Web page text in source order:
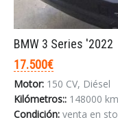
BMW 3 Series '2022
17.500€
Motor: 150 CV, Diésel
Kilómetros:: 148000 km
Condición: venta en